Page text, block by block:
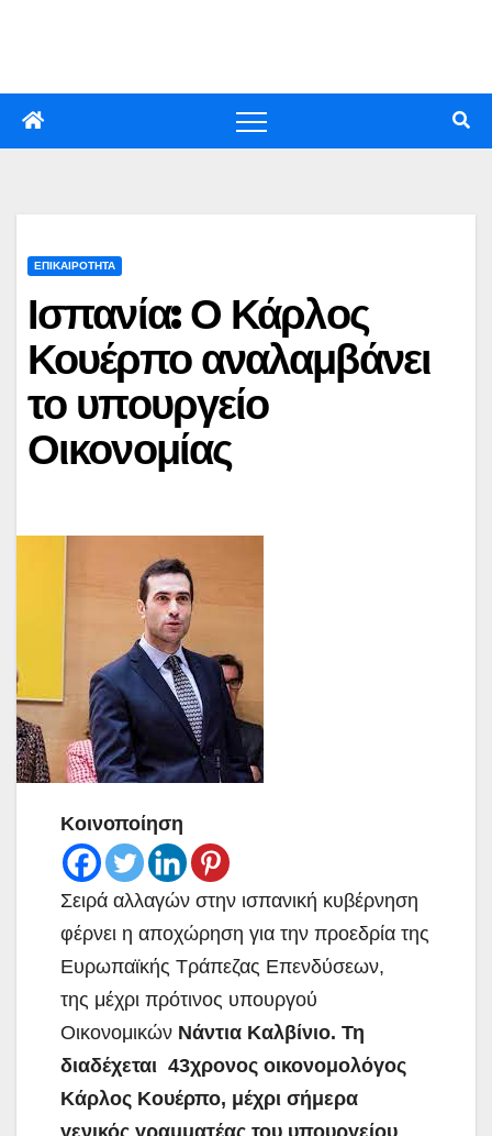
ΕΠΙΚΑΙΡΟΤΗΤΑ
Ισπανία: Ο Κάρλος
Κουέρπο αναλαμβάνει
το υπουργείο
Οικονομίας
Κοινοποίηση
Σειρά αλλαγών στην ισπανική κυβέρνηση
φέρνει η αποχώρηση για την προεδρία της
Ευρωπαϊκής Τράπεζας Επενδύσεων,
της μέχρι πρότινος υπουργού
Οικονομικών Νάντια Καλβίνιο. Τη
διαδέχεται 43χρονος οικονομολόγος
Κάρλος Κουέρπο, μέχρι σήμερα
γενικός γραμματέας του υπουργείου